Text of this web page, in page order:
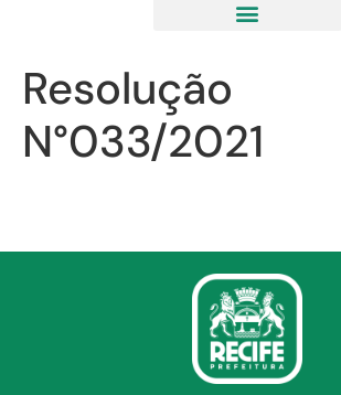
Resolução
N°033/2021